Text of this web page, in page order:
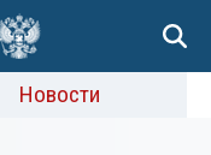
Новости